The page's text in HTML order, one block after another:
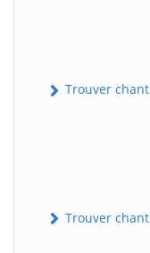
Trouver
Trouver